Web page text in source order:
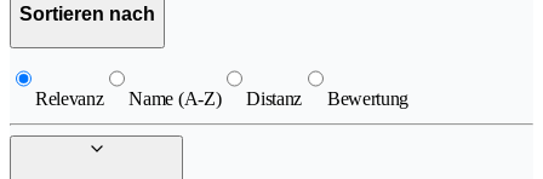
Sortieren nach
Relevanz Name (A-Z) Distanz Bewertung